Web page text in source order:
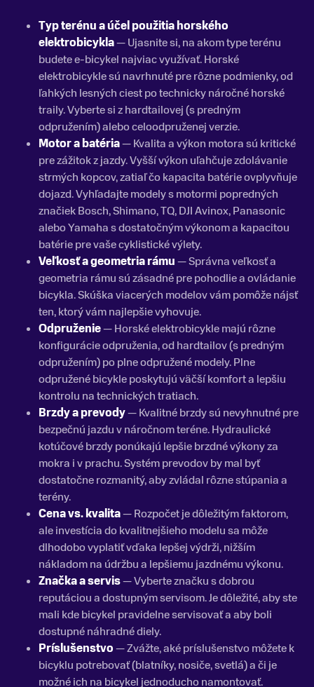
Typ terénu a účel použitia horského
elektrobicykla— Ujasnite si, na akom type terénu
budete e-bicykel najviac využívať. Horské
elektrobicykle sú navrhnuté pre rôzne podmienky, od
ľahkých lesných ciest po technicky náročné horské
traily. Vyberte si z hardtailovej (s predným
odpružením) alebo celoodpruženej verzie.
Motor a batéria— Kvalita a výkon motora sú kritické
pre zážitok z jazdy. Vyšší výkon uľahčuje zdolávanie
strmých kopcov, zatiaľ čo kapacita batérie ovplyvňuje
dojazd. Vyhľadajte modely s motormi popredných
značiek Bosch, Shimano, TQ, DJI Avinox, Panasonic
alebo Yamaha s dostatočným výkonom a kapacitou
batérie pre vaše cyklistické výlety.
Veľkosť a geometria rámu— Správna veľkosť a
geometria rámu sú zásadné pre pohodlie a ovládanie
bicykla. Skúška viacerých modelov vám pomôže nájsť
ten, ktorý vám najlepšie vyhovuje.
Odpruženie— Horské elektrobicykle majú rôzne
konfigurácie odpruženia, od hardtailov (s predným
odpružením) po plne odpružené modely. Plne
odpružené bicykle poskytujú väčší komfort a lepšiu
kontrolu na technických tratiach.
Brzdy a prevody— Kvalitné brzdy sú nevyhnutné pre
bezpečnú jazdu v náročnom teréne. Hydraulické
kotúčové brzdy ponúkajú lepšie brzdné výkony za
mokra i v prachu. Systém prevodov by mal byť
dostatočne rozmanitý, aby zvládal rôzne stúpania a
terény.
Cena vs. kvalita— Rozpočet je dôležitým faktorom,
ale investícia do kvalitnejšieho modelu sa môže
dlhodobo vyplatiť vďaka lepšej výdrži, nižším
nákladom na údržbu a lepšiemu jazdnému výkonu.
Značka a servis— Vyberte značku s dobrou
reputáciou a dostupným servisom. Je dôležité, aby ste
mali kde bicykel pravidelne servisovať a aby boli
dostupné náhradné diely.
Príslušenstvo— Zvážte, aké príslušenstvo môžete k
bicyklu potrebovať (blatníky, nosiče, svetlá) a či je
možné ich na bicykel jednoducho namontovať.